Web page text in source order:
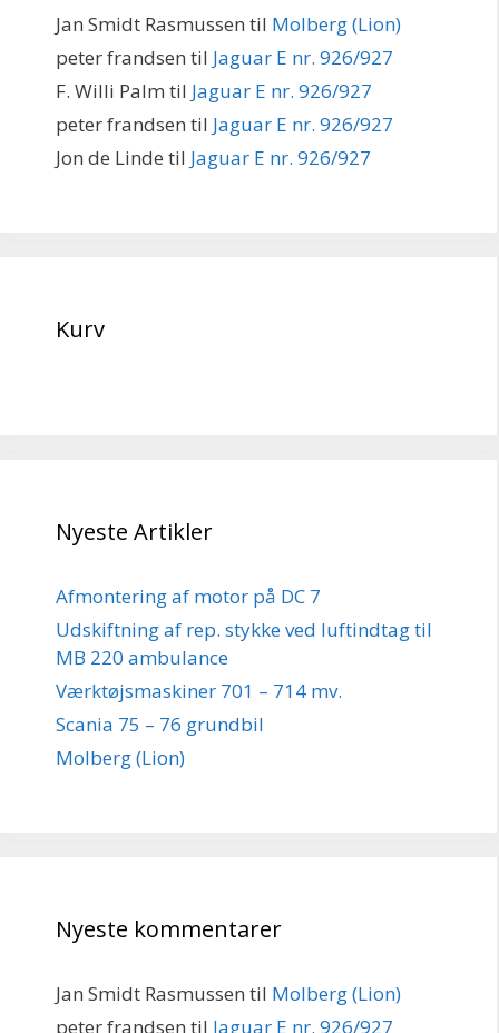
Jan Smidt Rasmussen til Molberg (Lion)
peter frandsen til Jaguar E nr. 926/927
F. Willi Palm til Jaguar E nr. 926/927
peter frandsen til Jaguar E nr. 926/927
Jon de Linde til Jaguar E nr. 926/927
Kurv
Nyeste Artikler
Afmontering af motor på DC 7
Udskiftning af rep. stykke ved luftindtag til
MB 220 ambulance
Værktøjsmaskiner 701 – 714 mv.
Scania 75 – 76 grundbil
Molberg (Lion)
Nyeste kommentarer
Jan Smidt Rasmussen til Molberg (Lion)
peter frandsen til Jaguar E nr. 926/927